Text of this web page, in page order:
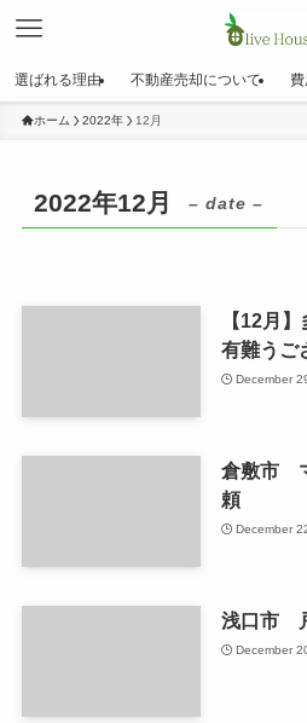
選ばれる理由 不動産売却について
ホーム 2022年 12月
2022年12月 – date –
【12月
有難う
December
倉敷市
頼
December
浅口市
December